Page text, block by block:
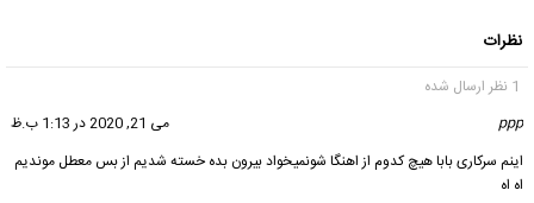
نظرات
1 نظر ارسال شده
ppp
می 21, 2020 در 1:13 ب.ظ
اینم سرکاری بابا هیچ کدوم از اهنگا شونمیخواد بیرون بده خسته شدیم از بس معطل موندیم
اه اه